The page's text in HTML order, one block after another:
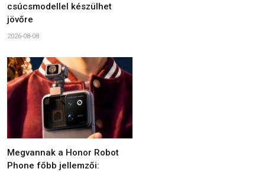
csúcsmodellel készülhet
jövőre
2026-08-08
Megvannak a Honor Robot
Phone főbb jellemzői: